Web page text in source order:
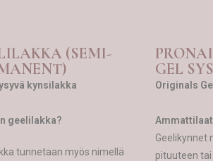
(SEMI-
kynsilakka
geelilakka?
tunnetaan myös nimellä
GEL
Originals
Geelikynnet
pituuteen